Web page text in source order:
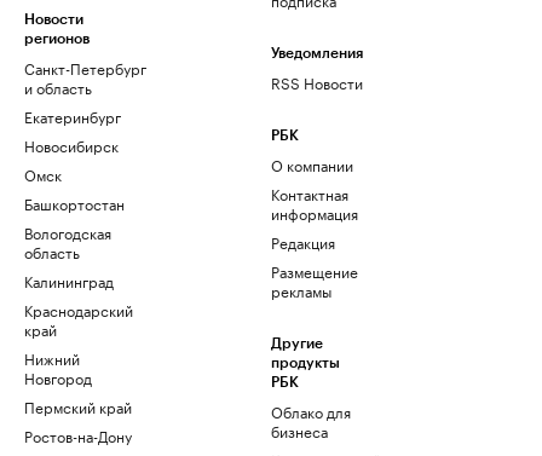
Новости
регионов
Санкт-Петербург
и область
Екатеринбург
Новосибирск
Омск
Башкортостан
Вологодская
область
Калининград
Краснодарский
край
Нижний
Новгород
Пермский край
Ростов-на-Дону
Уведомления
RSS Новости
РБК
О компании
Контактная
информация
Редакция
Размещение
рекламы
Другие
продукты
РБК
Облако для
бизнеса